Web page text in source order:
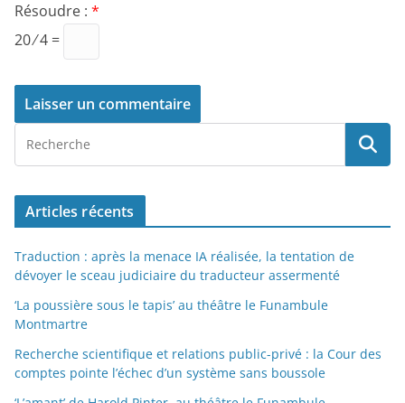
Résoudre : *
20 ⁄ 4 =
Articles récents
Traduction : après la menace IA réalisée, la tentation de
dévoyer le sceau judiciaire du traducteur assermenté
‘La poussière sous le tapis’ au théâtre le Funambule
Montmartre
Recherche scientifique et relations public-privé : la Cour des
comptes pointe l’échec d’un système sans boussole